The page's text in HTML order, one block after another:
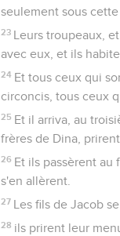
seulement sous
23 Leurs troupeaux,
avec eux, et ils
24 Et tous ceux qui
circoncis, tous ceux
25 Et il arriva, au
frères de Dina,
26 Et ils passèrent au
s'en allèrent.
27 Les fils de Jacob
28 ils prirent leur